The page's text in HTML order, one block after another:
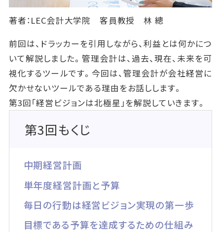
著者：LEC会計大学院 客員教授 林 總
前回は、ドラッカーを引用しながら、利益とは何かにつ
いて解説しました。管理会計は、過去、現在、未来を可
視化するツールです。今回は、管理会計が会社経営に
欠かせないツールである理由をお話しします。
第3回「経営ビジョンは北極星」を解説していきます。
第3回もくじ
中期経営計画
単年度経営計画と予算
毎日の行動は経営ビジョン実現の第一歩
目標である予算を達成するための仕組み